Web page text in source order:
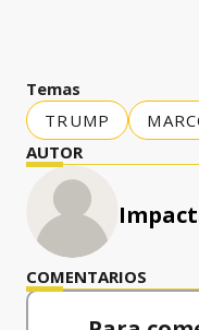
Temas
TRUMP
AUTOR
COMENTARIOS